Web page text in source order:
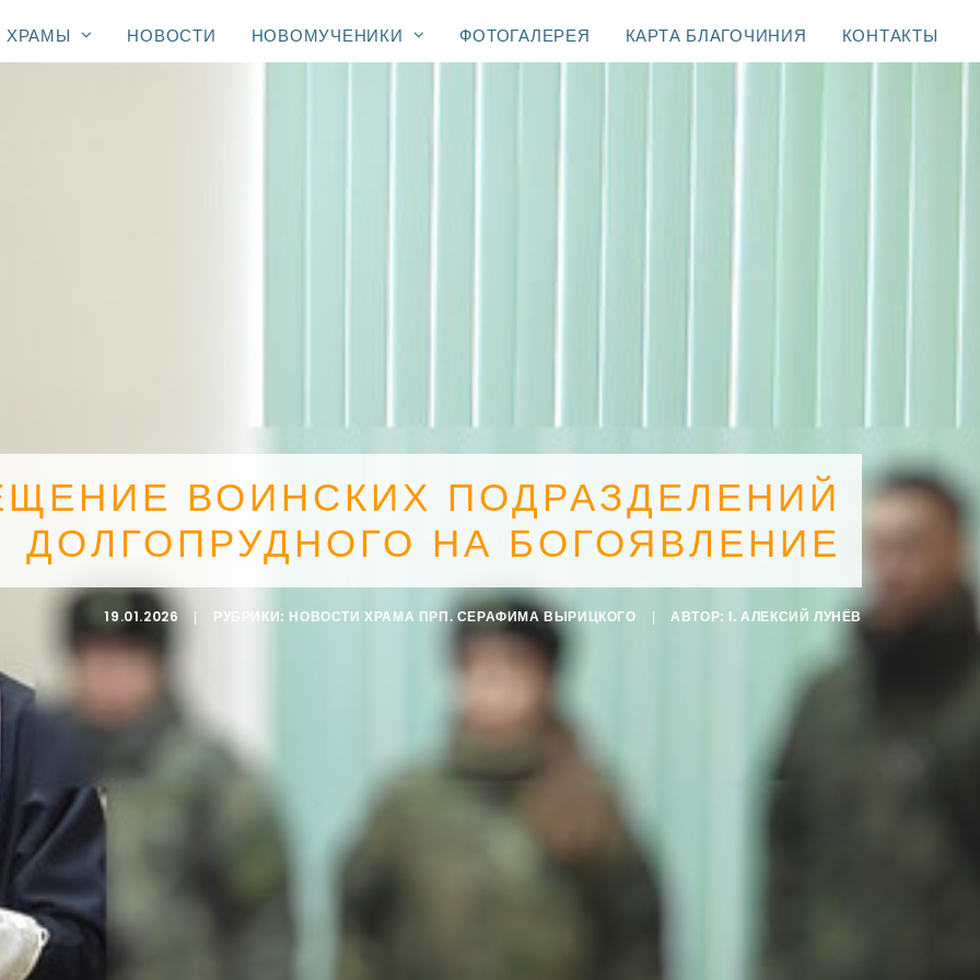
ХРАМЫ НОВОСТИ НОВОМУЧЕНИКИ ФОТОГАЛЕРЕЯ КАРТА БЛАГОЧИНИЯ КОНТАКТЫ
ВОИНСКИХ ПОДРАЗДЕЛЕНИЙ
ДОЛГОПРУДНОГО НА БОГОЯВЛЕНИЕ
19.01.2026 РУБРИКИ: НОВОСТИ ХРАМА ПРП. СЕРАФИМА ВЫРИЦКОГО АВТОР: I. АЛЕКСИЙ ЛУНЁВ